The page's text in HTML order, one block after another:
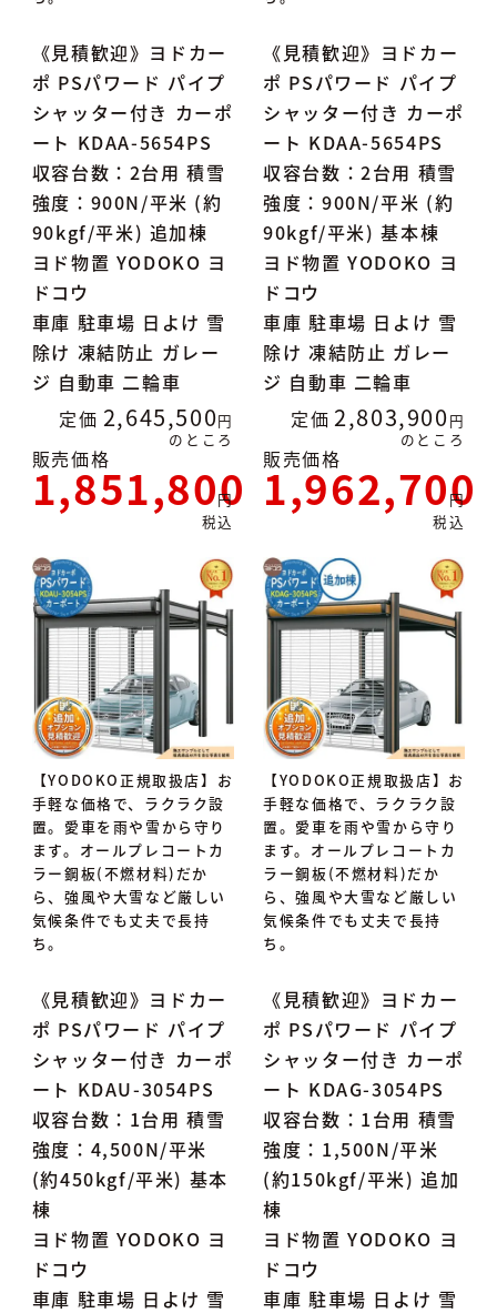
《見積歓迎》ヨドカー
ポ PSパワード パイプ
シャッター付き カーポ
ート KDAA-5654PS
収容台数：2台用 積雪
強度：900N/平米 (約
90kgf/平米) 追加棟
ヨド物置 YODOKO ヨ
ドコウ
車庫 駐車場 日よけ 雪
除け 凍結防止 ガレー
ジ 自動車 二輪車
定価 2,645,500
のところ
販売価格
1,851,800
税込
《見積歓迎》ヨドカー
ポ PSパワード パイプ
シャッター付き カーポ
ート KDAA-5654PS
収容台数：2台用 積雪
強度：900N/平米 (約
90kgf/平米) 基本棟
ヨド物置 YODOKO ヨ
ドコウ
車庫 駐車場 日よけ 雪
除け 凍結防止 ガレー
ジ 自動車 二輪車
定価 2,803,900
のところ
販売価格
1,962,700
税込
【YODOKO正規取扱店】お
手軽な価格で、ラクラク設
置。愛車を雨や雪から守り
ます。オールプレコートカ
ラー鋼板(不燃材料)だか
ら、強風や大雪など厳しい
気候条件でも丈夫で長持
ち。
《見積歓迎》ヨドカー
ポ PSパワード パイプ
シャッター付き カーポ
ート KDAU-3054PS
収容台数：1台用 積雪
強度：4,500N/平米
(約450kgf/平米) 基本
棟
ヨド物置 YODOKO ヨ
ドコウ
車庫 駐車場 日よけ 雪
【YODOKO正規取扱店】お
手軽な価格で、ラクラク設
置。愛車を雨や雪から守り
ます。オールプレコートカ
ラー鋼板(不燃材料)だか
ら、強風や大雪など厳しい
気候条件でも丈夫で長持
ち。
《見積歓迎》ヨドカー
ポ PSパワード パイプ
シャッター付き カーポ
ート KDAG-3054PS
収容台数：1台用 積雪
強度：1,500N/平米
(約150kgf/平米) 追加
棟
ヨド物置 YODOKO ヨ
ドコウ
車庫 駐車場 日よけ 雪